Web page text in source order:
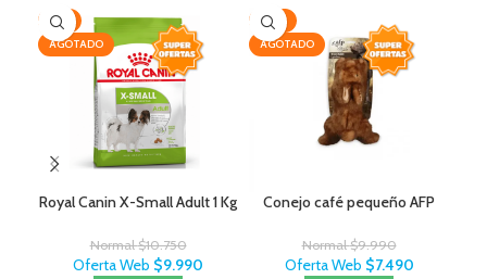
-7%
AGOTADO
Royal Canin X-Small Adult 1 Kg
Normal$10.750
Oferta Web $9.990
-25%
AGOTADO
Conejo café pequeño AFP
Normal$9.990
Oferta Web $7.490